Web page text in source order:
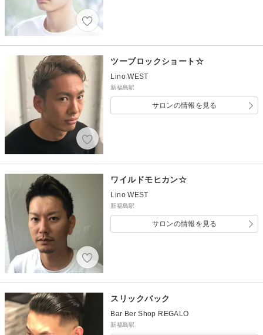
ツーブロックショート☆
Lino WEST
新福島駅
サロンの情報を見る
ワイルドモヒカン☆
Lino WEST
新福島駅
サロンの情報を見る
スリックバック
Bar Ber Shop REGALO
新福島駅